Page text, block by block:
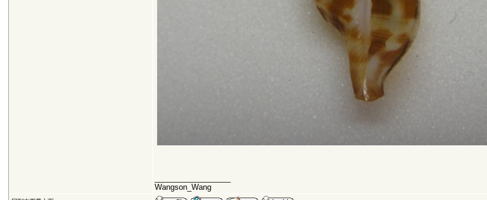
Wangson_Wang